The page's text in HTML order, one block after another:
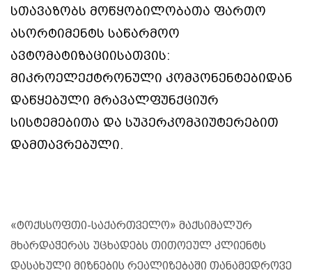
სთავაზობს მოწყობილობათა ფართო
ასორტიმენტს საწარმოო
ავტომატიზაციისათვის:
მიკროელექტრონული კომპონენტებიდან
დაწყებული მრავალფუნქციურ
სისტემებითა და სუპერკომპიუტერებით
დამთავრებული.
«ტოქსსოფთი-საქართველო» მაქსიმალურ
მხარდაჭერას უცხადებს თითოეულ კლიენტს
დასახული მიზნების რეალიზებაში თანამედროვე